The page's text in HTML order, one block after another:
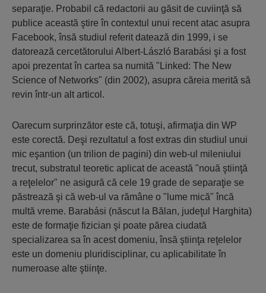
separaţie. Probabil că redactorii au găsit de cuviinţă să
publice această ştire în contextul unui recent atac asupra
Facebook, însă studiul referit datează din 1999, i se
datorează cercetătorului Albert-László Barabási şi a fost
apoi prezentat în cartea sa numită "Linked: The New
Science of Networks" (din 2002), asupra căreia merită să
revin într-un alt articol.
Oarecum surprinzător este că, totuşi, afirmaţia din WP
este corectă. Deşi rezultatul a fost extras din studiul unui
mic eşantion (un trilion de pagini) din web-ul mileniului
trecut, substratul teoretic aplicat de această "nouă ştiinţă
a reţelelor" ne asigură că cele 19 grade de separaţie se
păstrează şi că web-ul va rămâne o "lume mică" încă
multă vreme. Barabási (născut la Bălan, judeţul Harghita)
este de formaţie fizician şi poate părea ciudată
specializarea sa în acest domeniu, însă ştiinţa reţelelor
este un domeniu pluridisciplinar, cu aplicabilitate în
numeroase alte ştiinţe.